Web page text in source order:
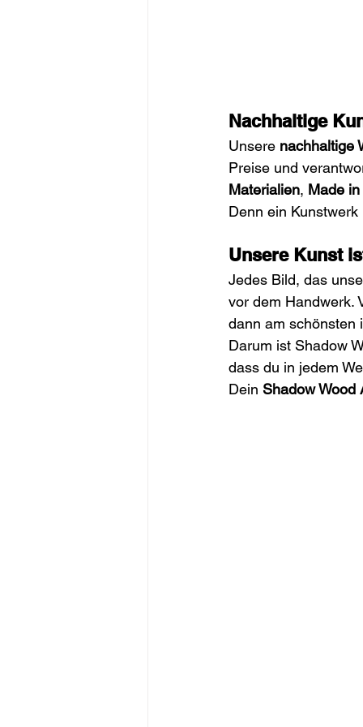
Nachhaltige
Unsere nachhaltige
Preise und
Materialien, Made
Denn ein
Unsere Kunst
Jedes Bild, das
vor dem Handwerk.
dann am schönsten
Darum ist Shadow
dass du in jedem
Dein Shadow Wood